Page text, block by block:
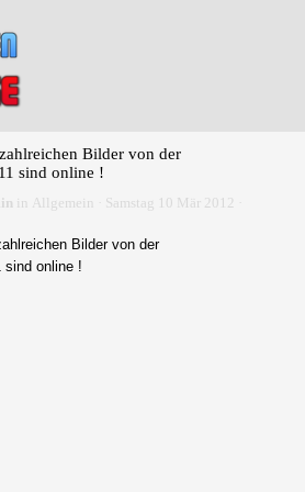
Bilder von der
sind online !
in Allgemein · Samstag 10 Mär 2012 ·
Bilder von der
sind online !